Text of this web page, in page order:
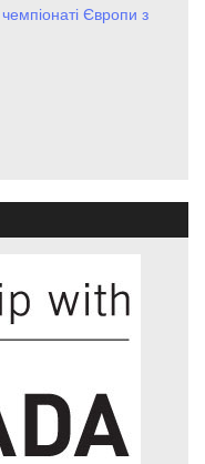
Європи з